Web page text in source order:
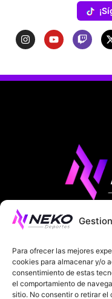
Para ofrecer las mejores
cookies para almacenar y/o
consentimiento de estas
el comportamiento de
sitio. No consentir o retirar
ÚLTIMAS NOTICIAS
LA LIGA MUNDIAL